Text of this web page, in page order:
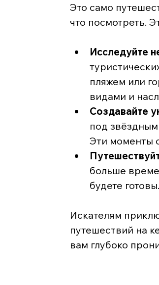
Это само
что посмотреть.
Исследуйте
пляжем или
видами и
Создавайте
под
Эти моменты
больше
будете готовы.
Искателям
путешествий на
вам глубоко